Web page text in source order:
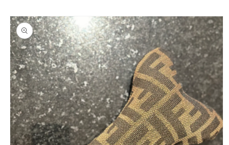
direct naar